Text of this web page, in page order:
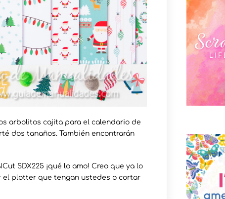
arbolitos cajita para el calendario de
dos tanaños. También encontrarán
SDX225 ¡qué lo amo! Creo que ya lo
el plotter que tengan ustedes o cortar